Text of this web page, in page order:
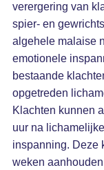
verergering van
spier- en
algehele malaise
emotionele
bestaande
opgetreden
Klachten kunnen
uur na
inspanning. Deze
weken